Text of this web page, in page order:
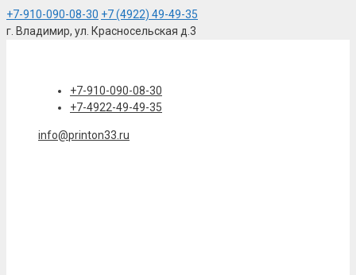
+7-910-090-08-30 +7 (4922) 49-49-35
г. Владимир, ул. Красносельская д.3
+7-910-090-08-30
+7-4922-49-49-35
info@printon33.ru